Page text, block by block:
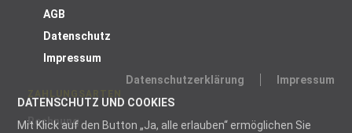
Datenschutzerklärung
Impressum
DATENSCHUTZ UND COOKIES
Mit Klick auf den Button „Ja, alle erlauben“ ermöglichen Sie
AGB
Datenschutz
Impressum
Rechnung